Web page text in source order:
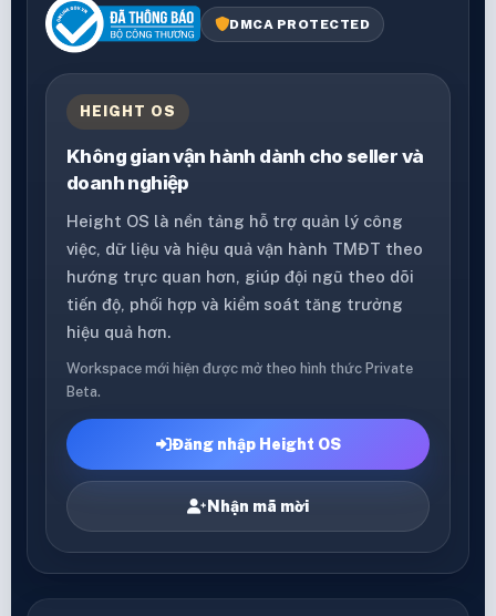
DMCA PROTECTED
HEIGHT OS
Không gian vận hành dành cho seller và
doanh nghiệp
Height OS là nền tảng hỗ trợ quản lý công
việc, dữ liệu và hiệu quả vận hành TMĐT theo
hướng trực quan hơn, giúp đội ngũ theo dõi
tiến độ, phối hợp và kiểm soát tăng trưởng
hiệu quả hơn.
Workspace mới hiện được mở theo hình thức Private
Beta.
Đăng nhập Height OS
Nhận mã mời